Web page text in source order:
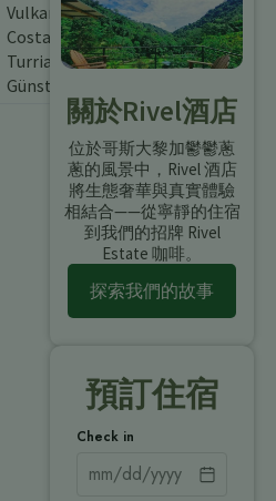
Vulkanregion
Costa Rica
Turrialba
Günstig
關於Rivel酒店
位於哥斯大黎加鬱鬱蔥
蔥的風景中，Rivel 酒店
將生態奢華與真實體驗
相結合——從寧靜的住宿
到我們的招牌 Rivel
Estate 咖啡。
探索我們的故事
預訂住宿
Check in